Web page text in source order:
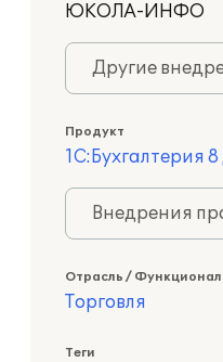
ЮКОЛА-ИНФО
Другие
Продукт
1С:Бухгалтерия
Внедрения
Отрасль /
Торговля
Теги